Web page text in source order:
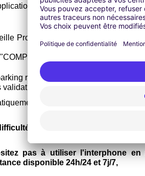
Wallet
Provence, vous devrez suivre la
SAUF RESA", vous y avez
réservé grâce au QR-CODE
de votre commande.
délivré. Le ticket sera à
pour scanner votre QR-
pas à utiliser l'interphone
disponible 24h/24 et 7j/7,